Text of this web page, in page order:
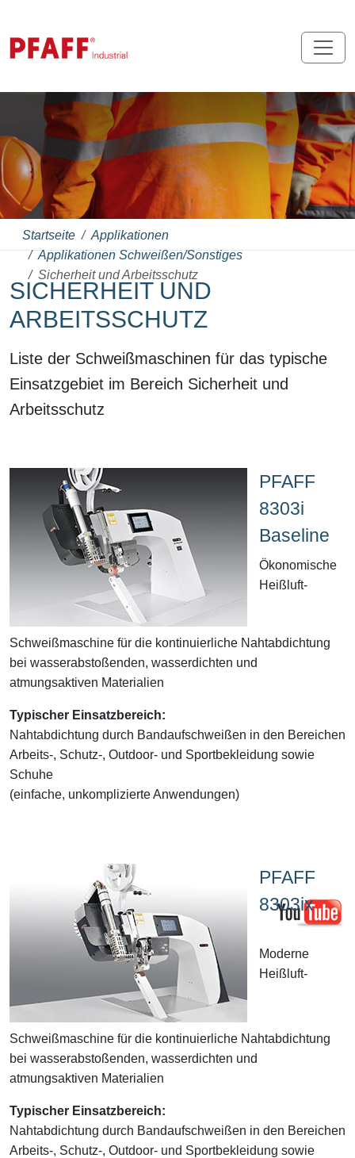
Startseite
Applikationen
Applikationen Schweißen/Sonstiges
Sicherheit und Arbeitsschutz
SICHERHEIT UND
ARBEITSSCHUTZ
Liste der Schweißmaschinen für das typische
Einsatzgebiet im Bereich Sicherheit und
Arbeitsschutz
PFAFF
8303i
Baseline
Ökonomische
Heißluft-
Schweißmaschine für die kontinuierliche Nahtabdichtung
bei wasserabstoßenden, wasserdichten und
atmungsaktiven Materialien
Typischer Einsatzbereich:
Nahtabdichtung durch Bandaufschweißen in den Bereichen
Arbeits-, Schutz-, Outdoor- und Sportbekleidung sowie
Schuhe
(einfache, unkomplizierte Anwendungen)
PFAFF
8303ix
Moderne
Heißluft-
Schweißmaschine für die kontinuierliche Nahtabdichtung
bei wasserabstoßenden, wasserdichten und
atmungsaktiven Materialien
Typischer Einsatzbereich:
Nahtabdichtung durch Bandaufschweißen in den Bereichen
Arbeits-, Schutz-, Outdoor- und Sportbekleidung sowie